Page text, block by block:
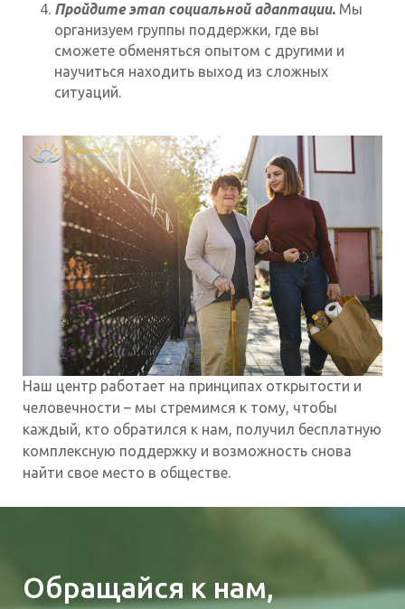
Пройдите этап социальной адаптации. Мы
организуем группы поддержки, где вы
сможете обменяться опытом с другими и
научиться находить выход из сложных
ситуаций.
Наш центр работает на принципах открытости и
человечности – мы стремимся к тому, чтобы
каждый, кто обратился к нам, получил бесплатную
комплексную поддержку и возможность снова
найти свое место в обществе.
Обращайся к нам,